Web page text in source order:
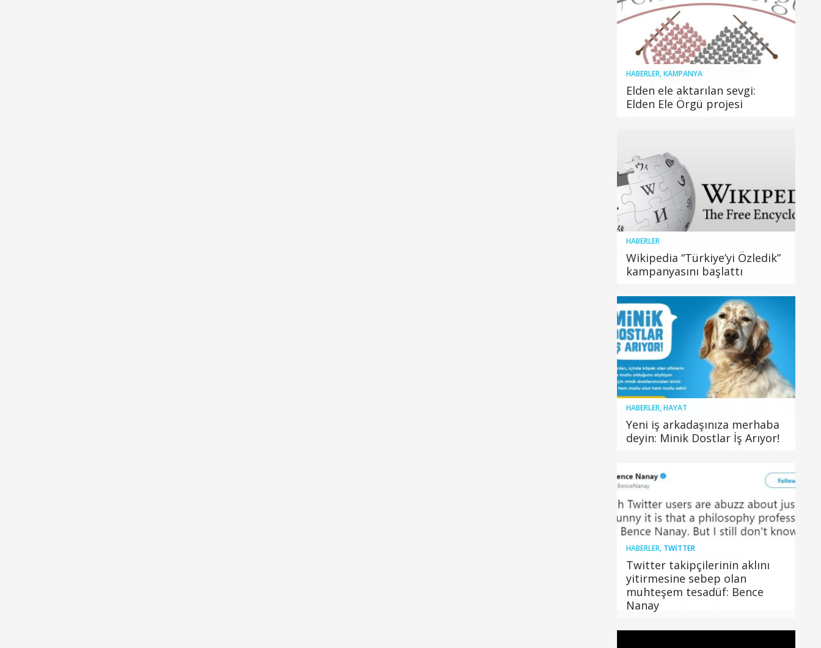
HABERLER,KAMPANYA
Elden ele aktarılan sevgi:
Elden Ele Örgü projesi
HABERLER
Wikipedia “Türkiye’yi Özledik”
kampanyasını başlattı
HABERLER,HAYAT
Yeni iş arkadaşınıza merhaba
deyin: Minik Dostlar İş Arıyor!
HABERLER, TWITTER
Twitter takipçilerinin aklını
yitirmesine sebep olan
muhteşem tesadüf: Bence
Nanay